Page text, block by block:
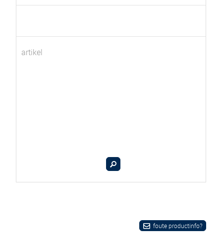
artikel
foute productinfo?